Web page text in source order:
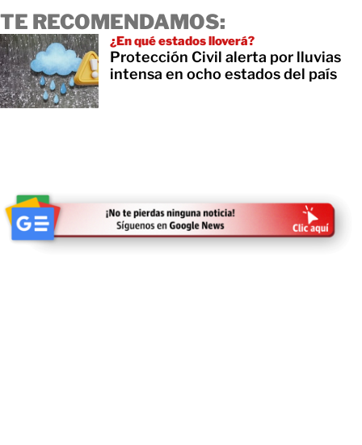
TE RECOMENDAMOS:
¿En qué estados lloverá?
Protección Civil alerta por lluvias
intensa en ocho estados del país